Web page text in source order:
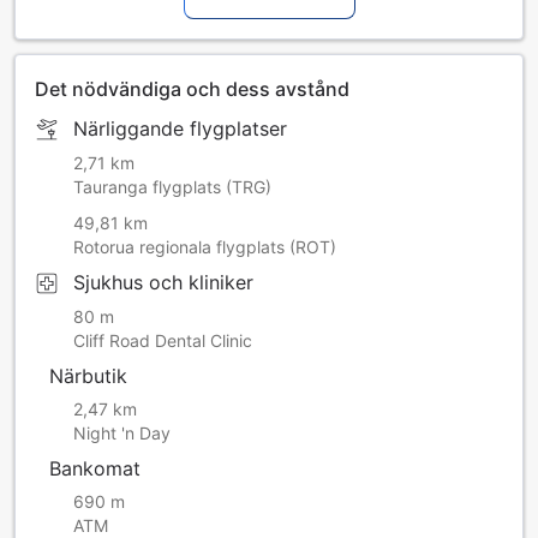
Det nödvändiga och dess avstånd
Närliggande flygplatser
2,71 km
Tauranga flygplats (TRG)
49,81 km
Rotorua regionala flygplats (ROT)
Sjukhus och kliniker
80 m
Cliff Road Dental Clinic
Närbutik
2,47 km
Night 'n Day
Bankomat
690 m
ATM